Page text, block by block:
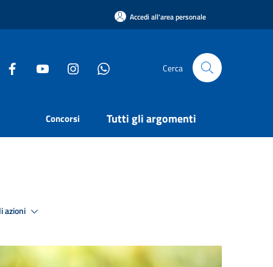
Accedi all'area personale
Cerca
Concorsi Tutti gli argomenti
azioni